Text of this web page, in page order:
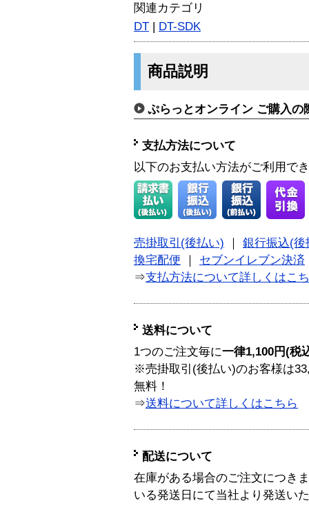
関連カテゴリ
DT | DT-SDK
商品説明
ぷらっとオンライン ご購入の
支払方法について
以下のお支払い方法がご利用で
売掛取引(後払い)
銀行振込(後
換宅配便
セブンイレブン決済
⇒支払方法について詳しくはこ
送料について
1つのご注文毎に一律1,100円(税
※売掛取引(後払い)のお客様は
無料！
⇒送料について詳しくはこちら
配送について
在庫がある場合のご注文につき
いる発送日にて当社より発送い